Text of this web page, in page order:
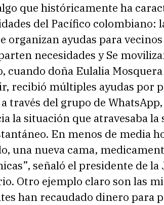
que históricamente ha
del Pacífico colombiano:
organizan ayudas para
necesidades y Se
cuando doña Eulalia Mosquera
recibió múltiples ayudas por
través del grupo de
la situación que atravesaba la
En menos de media
una nueva cama,
señaló el presidente de
Otro ejemplo claro son las
han recaudado dinero para